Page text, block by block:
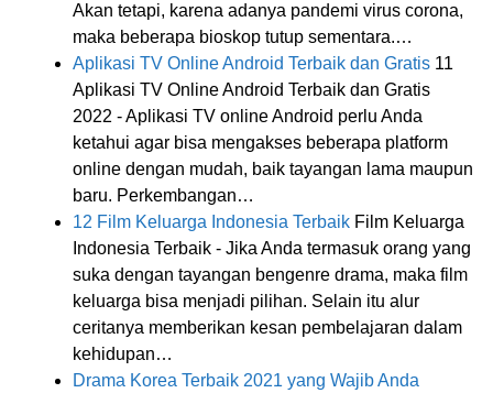
Akan tetapi, karena adanya pandemi virus corona,
maka beberapa bioskop tutup sementara.…
Aplikasi TV Online Android Terbaik dan Gratis 11
Aplikasi TV Online Android Terbaik dan Gratis
2022 - Aplikasi TV online Android perlu Anda
ketahui agar bisa mengakses beberapa platform
online dengan mudah, baik tayangan lama maupun
baru. Perkembangan…
12 Film Keluarga Indonesia Terbaik Film Keluarga
Indonesia Terbaik - Jika Anda termasuk orang yang
suka dengan tayangan bengenre drama, maka film
keluarga bisa menjadi pilihan. Selain itu alur
ceritanya memberikan kesan pembelajaran dalam
kehidupan…
Drama Korea Terbaik 2021 yang Wajib Anda